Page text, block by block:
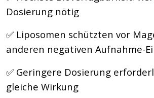
Dosierung nötig
✅ Liposomen schützten vor
anderen negativen Aufnahme-
✅ Geringere Dosierung
gleiche Wirkung